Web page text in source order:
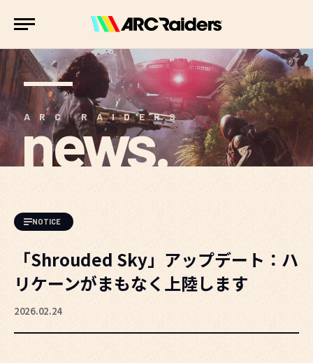
ARC RAIDERS
news.
NOTICE
「Shrouded Sky」アップデート：ハ
リケーンがまもなく上陸します
2026.02.24